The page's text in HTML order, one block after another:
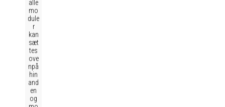
alle
mo
dule
r
kan
sæt
tes
ove
npå
hin
and
en
og